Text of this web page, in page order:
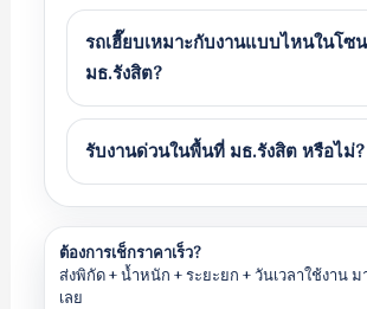
รถเฮี๊ยบเหมาะกับงานแบบไหนในโซน
มธ.รังสิต?
รับงานด่วนในพื้นที่ มธ.รังสิต หรือไม่?
ต้องการเช็กราคาเร็ว?
ส่งพิกัด + น้ำหนัก + ระยะยก + วันเวลาใช้งาน
เลย